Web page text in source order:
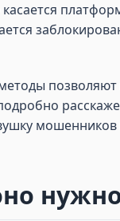
мошенников